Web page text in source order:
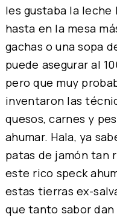
les gustaba la
hasta en la mesa
gachas o una sopa
puede asegurar al
pero que muy
inventaron las
quesos, carnes y
ahumar. Hala, ya
patas de jamón tan
este rico speck
estas tierras ex-
que tanto sabor dan